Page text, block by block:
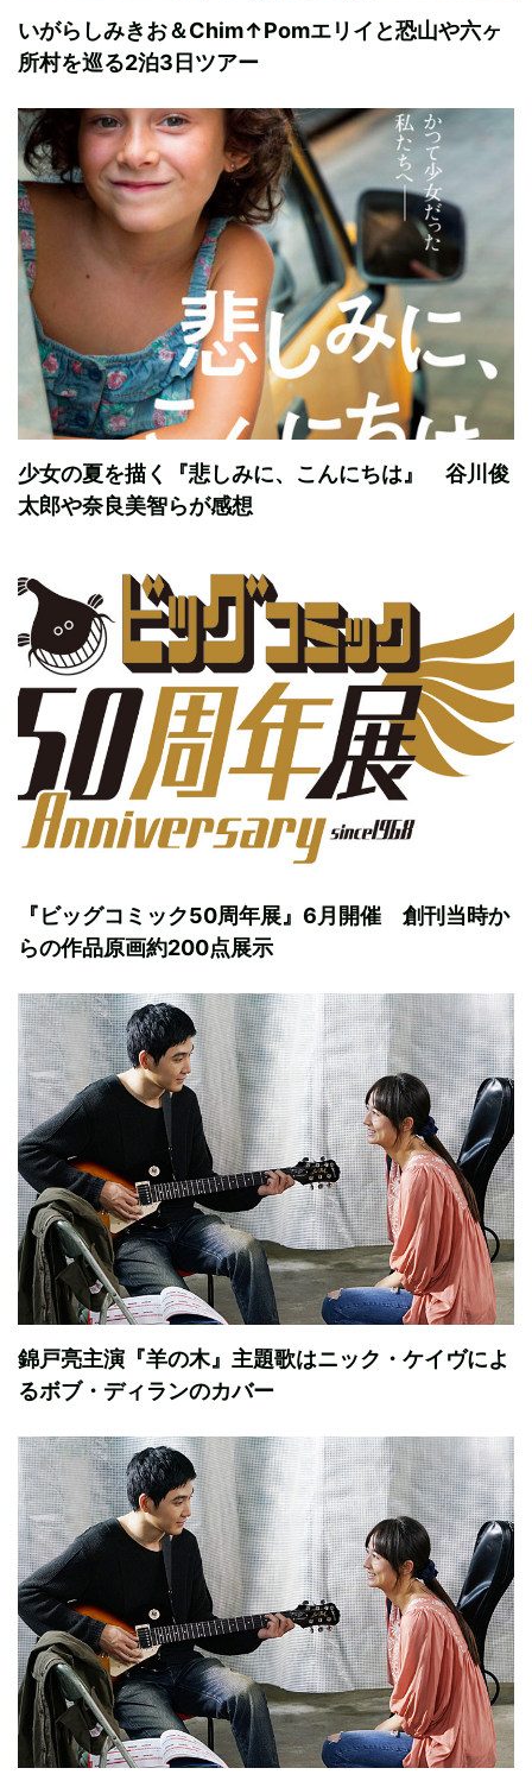
いがらしみきお＆Chim↑Pomエリイと恐山や六ヶ
所村を巡る2泊3日ツアー
少女の夏を描く『悲しみに、こんにちは』 谷川俊
太郎や奈良美智らが感想
『ビッグコミック50周年展』6月開催 創刊当時か
らの作品原画約200点展示
錦戸亮主演『羊の木』主題歌はニック・ケイヴによ
るボブ・ディランのカバー